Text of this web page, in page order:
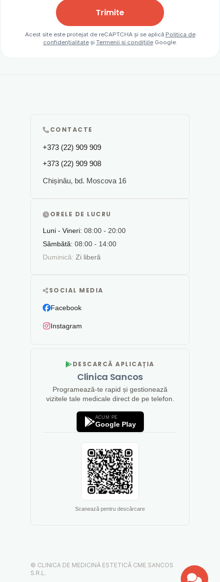
Trimite
Acest site este protejat de reCAPTCHA și se aplică Politica de
confidențialitateși Termenii și condițiileGoogle.
CONTACTE
+373 (22) 909 909
+373 (22) 909 908
Chișinău, bd. Moscova 16
ORELE DE LUCRU
Luni - Vineri: 08:00 - 20:00
Sâmbătă: 08:00 - 14:00
Duminică: Zi liberă
SOCIAL MEDIA
Facebook
Instagram
DESCARCĂ APLICAȚIA
Clinica Sancos
Programează-te rapid și gestionează
vizitele tale medicale direct de pe telefon.
ACUM PE
Google Play
Scanează pentru descărcare
© CLINICA DE MEDICINĂ ESTETICĂ CME SANCOS
S.R.L.